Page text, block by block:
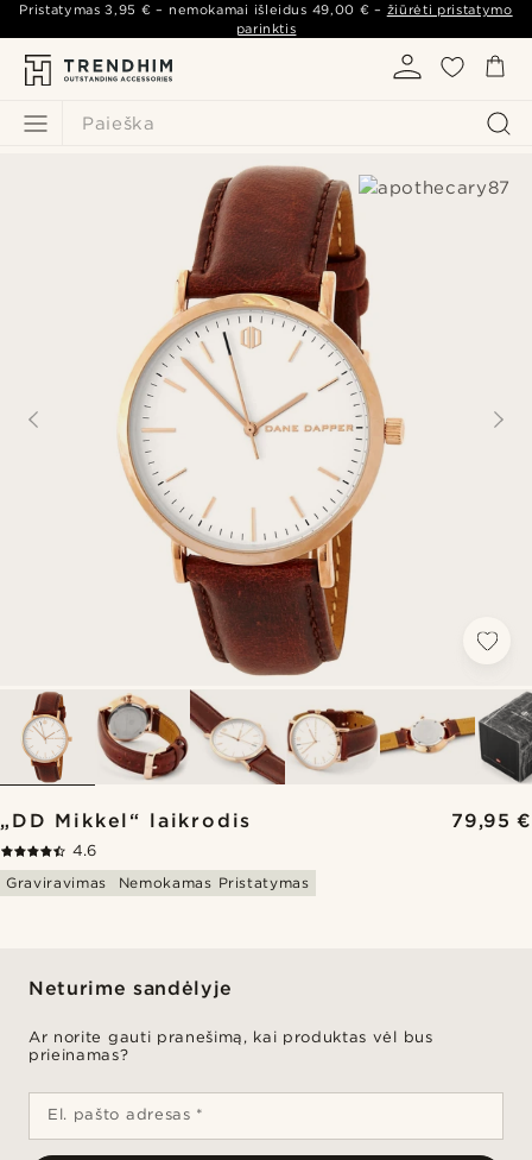
Paieška
Pristatymas3,95 € – nemokamai išleidus 49,00 € – žiūrėti pristatymo
parinktis
„DD Mikkel“ laikrodis 79,95 €
4.6
Graviravimas
Nemokamas Pristatymas
Neturime sandėlyje
Ar norite gauti pranešimą, kai produktas vėl bus
prieinamas?
El. pašto adresas *